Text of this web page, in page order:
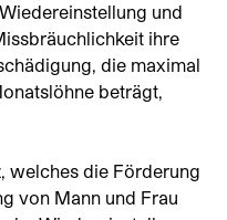
und
ihre
die maximal
beträgt,
welches die Förderung
von Mann und Frau